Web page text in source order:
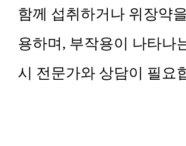
함께 섭취하거나 위장약
용하며, 부작용이 나타나
시 전문가와 상담이 필요